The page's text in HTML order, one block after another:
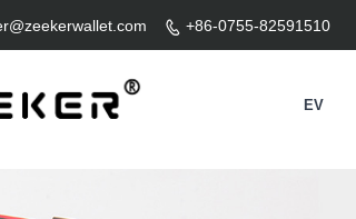
 +86-0755-82591510
EV